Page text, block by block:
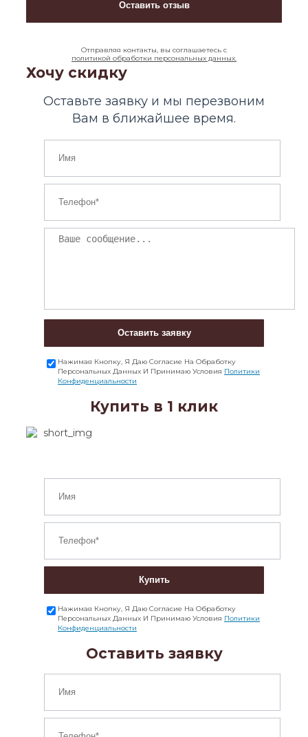
Отправляя контакты, вы соглашаетесь с
политикой обработки персональных данных.
Хочу скидку
Оставьте заявку и мы перезвоним
Вам в ближайшее время.
Оставить заявку
Нажимая Кнопку, Я Даю Согласие На Обработку
Персональных Данных И Принимаю Условия Политики
Конфиденциальности
Купить в 1 клик
Купить
Нажимая Кнопку, Я Даю Согласие На Обработку
Персональных Данных И Принимаю Условия Политики
Конфиденциальности
Оставить заявку